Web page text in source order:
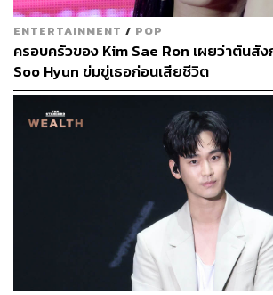
ENTERTAINMENT / POP
ครอบครัวของ Kim Sae Ron เผยว่าต้นสั
Soo Hyun ข่มขู่เธอก่อนเสียชีวิต